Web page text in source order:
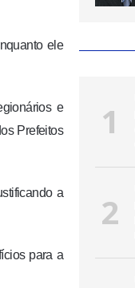
ele
e
Prefeitos
a
para a